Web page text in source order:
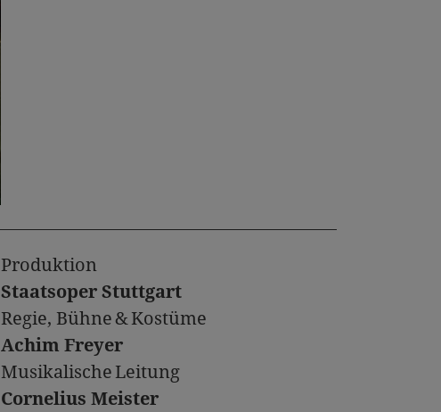
Produktion
Staatsoper Stuttgart
Regie, Bühne & Kostüme
Achim Freyer
Musikalische Leitung
Cornelius Meister